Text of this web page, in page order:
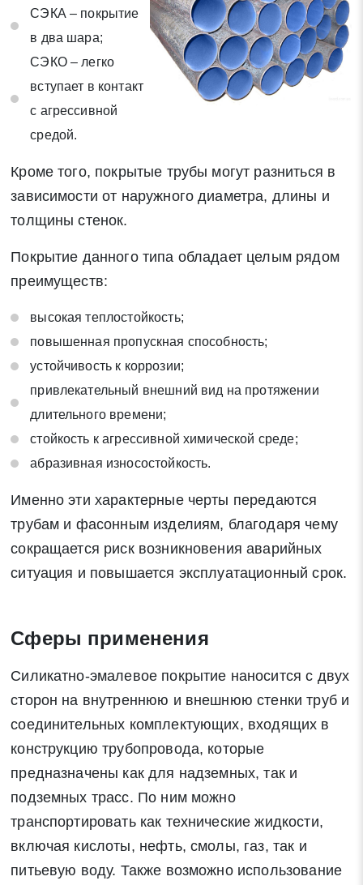
СЭКА – покрытие
в два шара;
СЭКО – легко
вступает в контакт
с агрессивной
средой.
Кроме того, покрытые трубы могут разниться в
зависимости от наружного диаметра, длины и
толщины стенок.
Покрытие данного типа обладает целым рядом
преимуществ:
высокая теплостойкость;
повышенная пропускная способность;
устойчивость к коррозии;
привлекательный внешний вид на протяжении
длительного времени;
стойкость к агрессивной химической среде;
абразивная износостойкость.
Именно эти характерные черты передаются
трубам и фасонным изделиям, благодаря чему
сокращается риск возникновения аварийных
ситуация и повышается эксплуатационный срок.
Сферы применения
Силикатно-эмалевое покрытие наносится с двух
сторон на внутреннюю и внешнюю стенки труб и
соединительных комплектующих, входящих в
конструкцию трубопровода, которые
предназначены как для надземных, так и
подземных трасс. По ним можно
транспортировать как технические жидкости,
включая кислоты, нефть, смолы, газ, так и
питьевую воду. Также возможно использование